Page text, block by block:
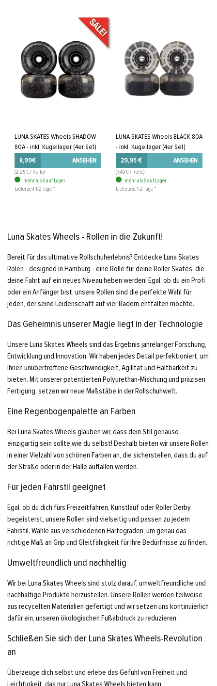
LUNA SKATES Wheels SHADOW
80A - inkl. Kugellager (4er Set)
8,99€
ANSEHEN
(2,25 € / Rolle)
mehr als 6 auf Lager
Lieferzeit 1-2 Tage *
LUNA SKATES Wheels BLACK 80A
- inkl. Kugellager (4er Set)
29,95 €
ANSEHEN
(7,49 € / Rolle)
mehr als 6 auf Lager
Lieferzeit 1-2 Tage *
Luna Skates Wheels - Rollen in die Zukunft!
Bereit für das ultimative Rollschuherlebnis? Entdecke Luna Skates
Rolen - designed in Hamburg - eine Rolle für deine Roller Skates, die
deine Fahrt auf ein neues Niveau heben werden! Egal, ob du ein Profi
oder ein Anfänger bist, unsere Rollen sind die perfekte Wahl für
jeden, der seine Leidenschaft auf vier Rädern entfalten möchte.
Das Geheimnis unserer Magie liegt in der Technologie
Unsere Luna Skates Wheels sind das Ergebnis jahrelanger Forschung,
Entwicklung und Innovation. Wir haben jedes Detail perfektioniert, um
Ihnen unübertroffene Geschwindigkeit, Agilität und Haltbarkeit zu
bieten. Mit unserer patentierten Polyurethan-Mischung und präzisen
Fertigung, setzen wir neue Maßstäbe in der Rollschuhwelt.
Eine Regenbogenpalette an Farben
Bei Luna Skates Wheels glauben wir, dass dein Stil genauso
einzigartig sein sollte wie du selbst! Deshalb bieten wir unsere Rollen
in einer Vielzahl von schönen Farben an, die sicherstellen, dass du auf
der Straße oder in der Halle auffallen werden.
Für jeden Fahrstil geeignet
Egal, ob du dich fürs Freizeitfahren, Kunstlauf oder Roller Derby
begeisterst, unsere Rollen sind vielseitig und passen zu jedem
Fahrstil. Wähle aus verschiedenen Härtegraden, um genau das
richtige Maß an Grip und Gleitfähigkeit für Ihre Bedürfnisse zu finden.
Umweltfreundlich und nachhaltig
Wir bei Luna Skates Wheels sind stolz darauf, umweltfreundliche und
nachhaltige Produkte herzustellen. Unsere Rollen werden teilweise
aus recycelten Materialien gefertigt und wir setzen uns kontinuierlich
dafür ein, unseren ökologischen Fußabdruck zu reduzieren.
Schließen Sie sich der Luna Skates Wheels-Revolution
an
Überzeuge dich selbst und erlebe das Gefühl von Freiheit und
Leichtigkeit, das nur Luna Skates Wheels bieten kann.